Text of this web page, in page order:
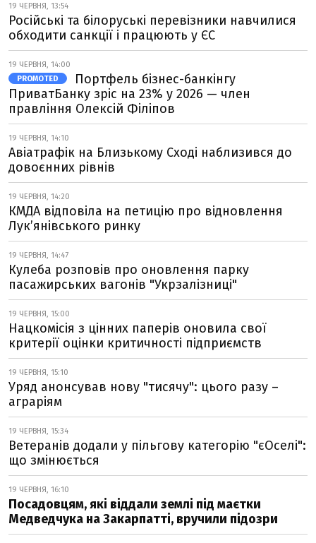
19 ЧЕРВНЯ, 13:54
Російські та білоруські перевізники навчилися
обходити санкції і працюють у ЄС
19 ЧЕРВНЯ, 14:00
PROMOTED
Портфель бізнес-банкінгу
ПриватБанку зріс на 23% у 2026 — член
правління Олексій Філіпов
19 ЧЕРВНЯ, 14:10
Авіатрафік на Близькому Сході наблизився до
довоєнних рівнів
19 ЧЕРВНЯ, 14:20
КМДА відповіла на петицію про відновлення
Лук’янівського ринку
19 ЧЕРВНЯ, 14:47
Кулеба розповів про оновлення парку
пасажирських вагонів "Укрзалізниці"
19 ЧЕРВНЯ, 15:00
Нацкомісія з цінних паперів оновила свої
критерії оцінки критичності підприємств
19 ЧЕРВНЯ, 15:10
Уряд анонсував нову "тисячу": цього разу –
аграріям
19 ЧЕРВНЯ, 15:34
Ветеранів додали у пільгову категорію "єОселі":
що змінюється
19 ЧЕРВНЯ, 16:10
Посадовцям, які віддали землі під маєтки
Медведчука на Закарпатті, вручили підозри